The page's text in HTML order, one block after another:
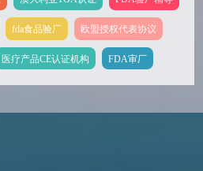
fda食品验厂 欧盟授权代表协议
医疗产品CE认证机构 FDA审厂